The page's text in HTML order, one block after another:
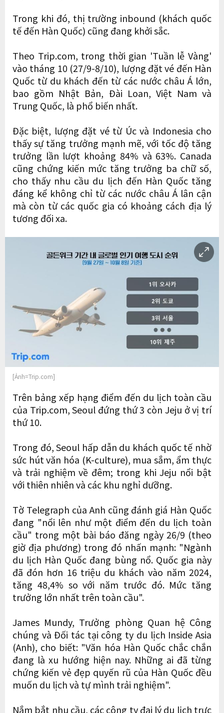
Trong khi đó, thị trường inbound (khách quốc
tế đến Hàn Quốc) cũng đang khởi sắc.
Theo Trip.com, trong thời gian 'Tuần lễ Vàng'
vào tháng 10 (27/9-8/10), lượng đặt vé đến Hàn
Quốc từ du khách đến từ các nước châu Á lớn,
bao gồm Nhật Bản, Đài Loan, Việt Nam và
Trung Quốc, là phổ biến nhất.
Đặc biệt, lượng đặt vé từ Úc và Indonesia cho
thấy sự tăng trưởng mạnh mẽ, với tốc độ tăng
trưởng lần lượt khoảng 84% và 63%. Canada
cũng chứng kiến ​​mức tăng trưởng ba chữ số,
cho thấy nhu cầu du lịch đến Hàn Quốc tăng
đáng kể không chỉ từ các nước châu Á lân cận
mà còn từ các quốc gia có khoảng cách địa lý
tương đối xa.
[Ảnh=Trip.com]
Trên bảng xếp hạng điểm đến du lịch toàn cầu
của Trip.com, Seoul đứng thứ 3 còn Jeju ở vị trí
thứ 10.
Trong đó, Seoul hấp dẫn du khách quốc tế nhờ
sức hút văn hóa (K-culture), mua sắm, ẩm thực
và trải nghiệm về đêm; trong khi Jeju nổi bật
với thiên nhiên và các khu nghỉ dưỡng.
Tờ Telegraph của Anh cũng đánh giá Hàn Quốc
đang "nổi lên như một điểm đến du lịch toàn
cầu" trong một bài báo đăng ngày 26/9 (theo
giờ địa phương) trong đó nhấn mạnh: "Ngành
du lịch Hàn Quốc đang bùng nổ. Quốc gia này
đã đón hơn 16 triệu du khách vào năm 2024,
tăng 48,4% so với năm trước đó. Mức tăng
trưởng lớn nhất trên toàn cầu".
James Mundy, Trưởng phòng Quan hệ Công
chúng và Đối tác tại công ty du lịch Inside Asia
(Anh), cho biết: "Văn hóa Hàn Quốc chắc chắn
đang là xu hướng hiện nay. Những ai đã từng
chứng kiến ​​vẻ đẹp quyến rũ của Hàn Quốc đều
muốn du lịch và tự mình trải nghiệm".
Nắm bắt nhu cầu, các công ty đại lý du lịch trực